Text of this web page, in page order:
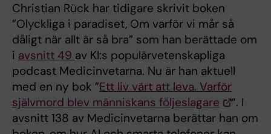
Christian Rück har tidigare skrivit boken
”Olyckliga i paradiset, Om varför vi mår så
dåligt när allt är så bra” som han berättade om
i avsnitt 49 av KI:s populärvetenskapliga
podcast Medicinvetarna. Nu är han aktuell
med en ny bok ”Ett liv värt att leva. Varför
självmord blev människans följeslagare
”. I
avsnitt 138 av Medicinvetarna berättar han om